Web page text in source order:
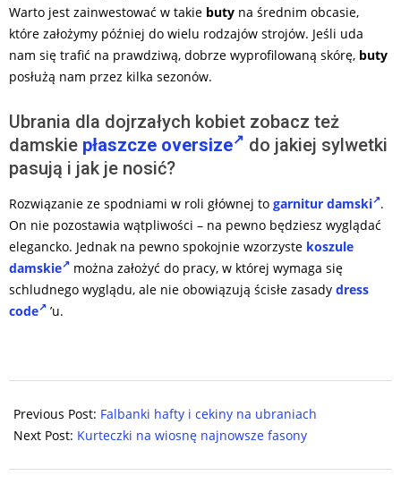
Warto jest zainwestować w takie buty na średnim obcasie,
które założymy później do wielu rodzajów strojów. Jeśli uda
nam się trafić na prawdziwą, dobrze wyprofilowaną skórę, buty
posłużą nam przez kilka sezonów.
Ubrania dla dojrzałych kobiet zobacz też
damskie płaszcze oversize
do jakiej sylwetki
pasują i jak je nosić?
Rozwiązanie ze spodniami w roli głównej to garnitur damski .
On nie pozostawia wątpliwości – na pewno będziesz wyglądać
elegancko. Jednak na pewno spokojnie wzorzyste koszule
damskie
można założyć do pracy, w której wymaga się
schludnego wyglądu, ale nie obowiązują ścisłe zasady dress
code
’u.
02-
07
Previous Post: Falbanki hafty i cekiny na ubraniach
Next Post: Kurteczki na wiosnę najnowsze fasony